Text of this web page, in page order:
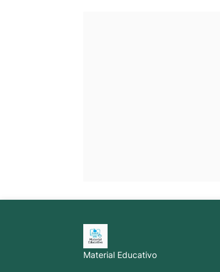
Material Educativo